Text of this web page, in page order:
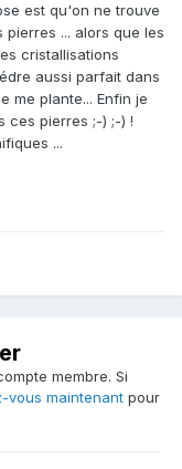
est qu'on ne trouve
... alors que les
cristallisations
aussi parfait dans
me plante... Enfin je
ces pierres ;-) ;-) !
...
membre. Si
vous maintenant pour